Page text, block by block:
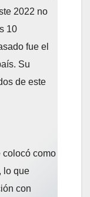
2022 no
10
fue el
Su
de este
colocó como
lo que
con